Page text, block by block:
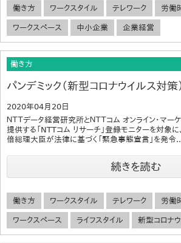
働き方 ワークスタイル テレワーク 労働
ワークスペース 中小企業 企業経営
働き方
パンデミック（新型コロナウイルス対
2020年04月20日
ＮＴＴデータ経営研究所とＮＴＴコム オンライン・マー
提供する「NTTコム リサーチ」登録モニターを対象
倍総理大臣が法律に基づく「緊急事態宣言」を発令
続きを読む
働き方 ワークスタイル テレワーク 労働
ワークスペース ライフスタイル 新型コロナ